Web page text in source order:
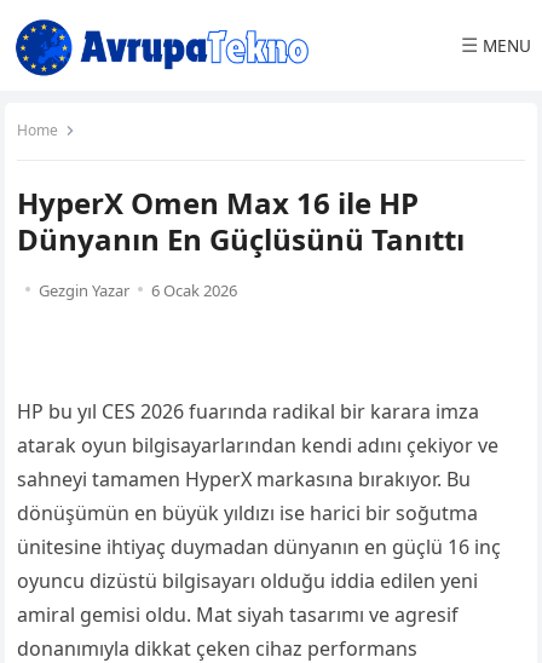
☰ MENU
Home
HyperX Omen Max 16 ile HP
Dünyanın En Güçlüsünü Tanıttı
Gezgin Yazar 6 Ocak 2026
HP bu yıl CES 2026 fuarında radikal bir karara imza
atarak oyun bilgisayarlarından kendi adını çekiyor ve
sahneyi tamamen HyperX markasına bırakıyor. Bu
dönüşümün en büyük yıldızı ise harici bir soğutma
ünitesine ihtiyaç duymadan dünyanın en güçlü 16 inç
oyuncu dizüstü bilgisayarı olduğu iddia edilen yeni
amiral gemisi oldu. Mat siyah tasarımı ve agresif
donanımıyla dikkat çeken cihaz performans